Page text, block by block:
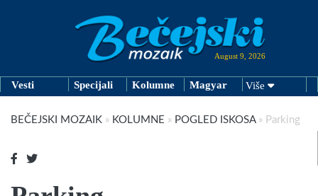
August 9, 2026
Vesti Specijali Kolumne Magyar Više
BEČEJSKI MOZAIK » KOLUMNE » POGLED ISKOSA» Parking